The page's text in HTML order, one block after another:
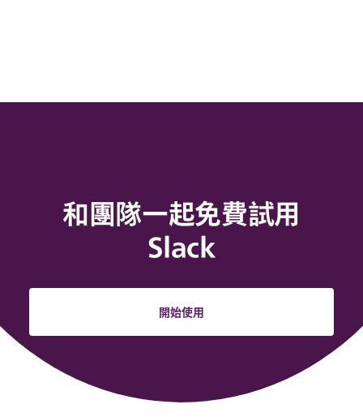
和團隊一起免費試用
Slack
開始使用